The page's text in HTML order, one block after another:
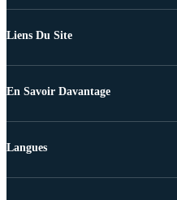
Liens Du Site
En Savoir Davantage
Langues